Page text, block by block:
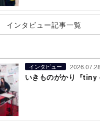
インタビュー記事一覧
インタビュー 2026.07.28
いきものがかり『